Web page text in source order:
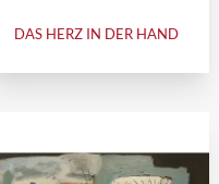
DAS HERZ IN DER HAND